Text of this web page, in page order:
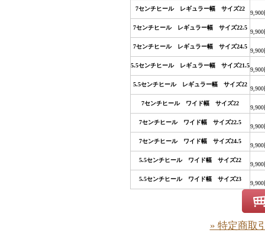
7センチヒール レギュラー幅 サイズ22
7センチヒール レギュラー幅 サイズ22.5
7センチヒール レギュラー幅 サイズ24.5
5.5センチヒール レギュラー幅 サイズ21.5
5.5センチヒール レギュラー幅 サイズ22
7センチヒール ワイド幅 サイズ22
7センチヒール ワイド幅 サイズ22.5
7センチヒール ワイド幅 サイズ24.5
5.5センチヒール ワイド幅 サイズ22
5.5センチヒール ワイド幅 サイズ23
» 特定商取